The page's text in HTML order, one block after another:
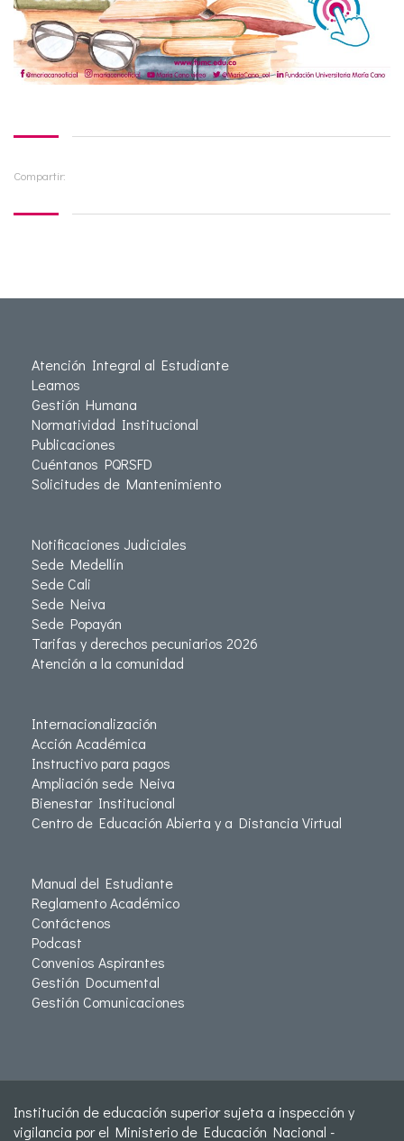
Compartir:
Atención Integral al Estudiante
Leamos
Gestión Humana
Normatividad Institucional
Publicaciones
Cuéntanos PQRSFD
Solicitudes de Mantenimiento
Notificaciones Judiciales
Sede Medellín
Sede Cali
Sede Neiva
Sede Popayán
Tarifas y derechos pecuniarios 2026
Atención a la comunidad
Internacionalización
Acción Académica
Instructivo para pagos
Ampliación sede Neiva
Bienestar Institucional
Centro de Educación Abierta y a Distancia Virtual
Manual del Estudiante
Reglamento Académico
Contáctenos
Podcast
Convenios Aspirantes
Gestión Documental
Gestión Comunicaciones
Institución de educación superior sujeta a inspección y
vigilancia por el Ministerio de Educación Nacional -